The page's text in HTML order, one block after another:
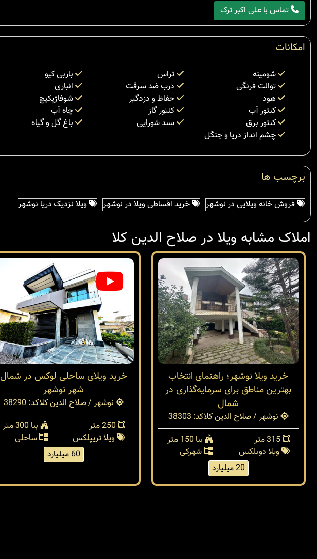
تماس با علی اکبر ترک
امکانات
شومینه تراس باربی کیو
توالت فرنگی
درب ضد سرقت انباری
هود
حفاظ و دزدگیر شوفاژپکیچ
کنتور آب
کنتور گاز چاه آب
کنتور برق
سند شورایی باغ گل و گیاه
چشم انداز دریا و جنگل
برچسب ها
فروش خانه ویلایی در نوشهر خرید اقساطی ویلا در نوشهر ویلا نزدیک دریا نوشهر
املاک مشابه ویلا در صلاح الدین کلا
خرید ویلا نوشهر؛ راهنمای انتخاب
بهترین مناطق برای سرمایه‌گذاری در
شمال
نوشهر / صلاح الدین کلاکد: 38303
بنا 150 متر
ویلا دوبلکس
شهرکی
20 میلیارد
خرید ویلای ساحلی لوکس در شمال
شهر نوشهر
نوشهر / صلاح الدین کلاکد: 38290
بنا 300 متر
ویلا تریپلکس
ساحلی
60 میلیارد